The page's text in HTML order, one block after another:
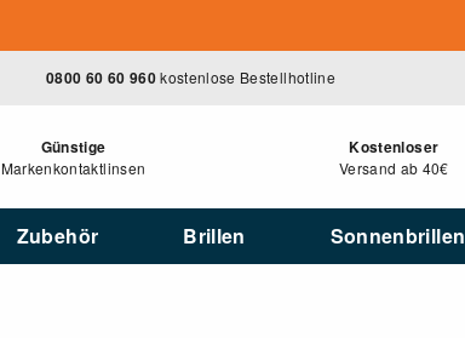
0800 60 60 960kostenlose Bestellhotline
Günstige
Markenkontaktlinsen
Kostenloser
Versand ab 40€
Zubehör Brillen Sonnenbrillen